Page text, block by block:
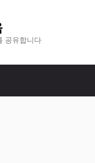
공유합니다